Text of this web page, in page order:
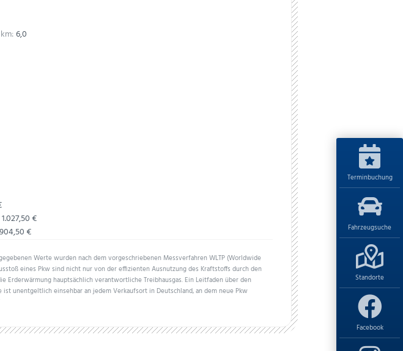
Terminbuchung
Fahrzeugsuche
Standorte
Facebook
6,0
1.027,50 €
€
Werte wurden nach dem vorgeschriebenen Messverfahren WLTP (Worldwide
eines Pkw sind nicht nur von der effizienten Ausnutzung des Kraftstoffs durch den
Erderwärmung hauptsächlich verantwortliche Treibhausgas. Ein Leitfaden über den
unentgeltlich einsehbar an jedem Verkaufsort in Deutschland, an dem neue Pkw